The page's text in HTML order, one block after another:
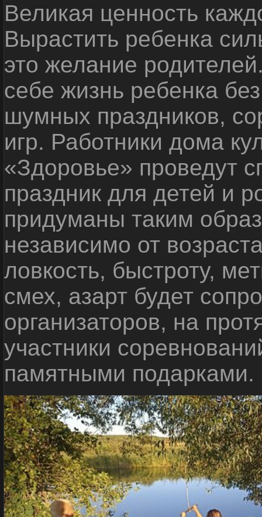
Великая ценность
Вырастить ребенка
это желание
себе жизнь ребенка
шумных праздников,
игр. Работники дома
«Здоровье» проведут
праздник для детей и
придуманы таким
независимо от
ловкость, быстроту,
смех, азарт будет
организаторов, на
участники
памятными подарками.